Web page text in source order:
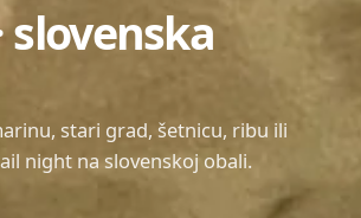
slovenska
stari grad, šetnicu, ribu ili
night na slovenskoj obali.